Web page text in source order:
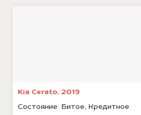
Kia Cerato, 2019
Состояние: Битое, Кредитное